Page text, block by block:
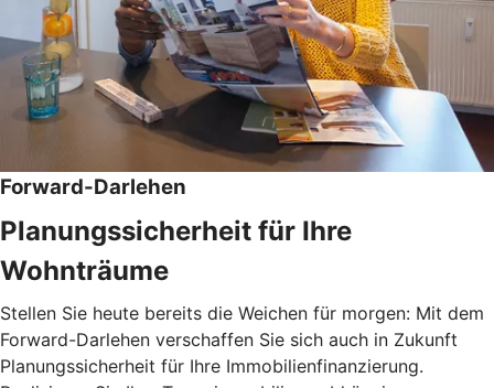
Forward-Darlehen
Planungssicherheit für Ihre
Wohnträume
Stellen Sie heute bereits die Weichen für morgen: Mit dem
Forward-Darlehen verschaffen Sie sich auch in Zukunft
Planungssicherheit für Ihre Immobilienfinanzierung.